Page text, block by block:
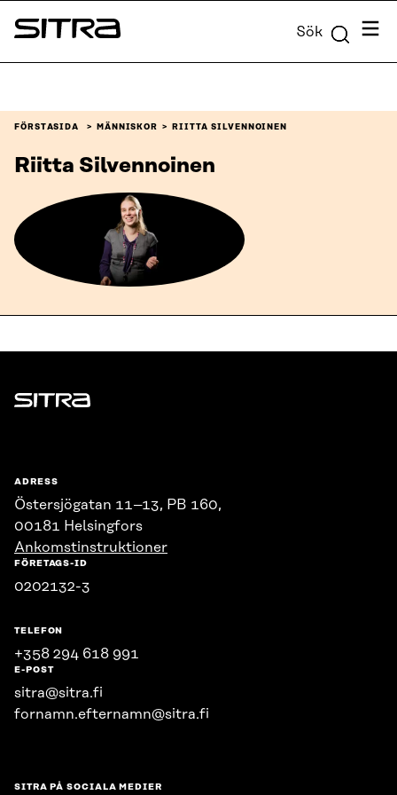
Skip to
content
Sitra Sök Meny
FÖRSTASIDA MÄNNISKOR RIITTA SILVENNOINEN
Riitta Silvennoinen
Sitra
ADRESS
Östersjögatan 11–13, PB 160,
00181 Helsingfors
Ankomstinstruktioner
FÖRETAGS-ID
0202132-3
TELEFON
+358 294 618 991
E-POST
sitra@sitra.fi
fornamn.efternamn@sitra.fi
SITRA PÅ SOCIALA MEDIER